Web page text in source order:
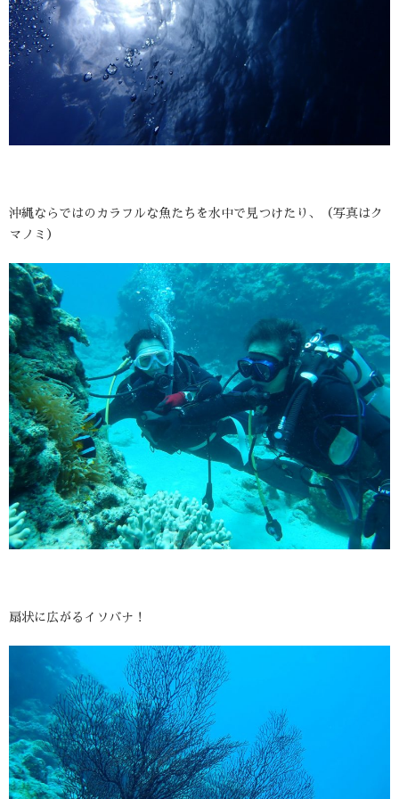
沖縄ならではのカラフルな魚たちを水中で見つけたり、（写真はク
マノミ）
扇状に広がるイソバナ！